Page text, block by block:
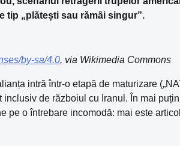
tip „plătești sau rămâi singur”.
by-sa/4.0, via Wikimedia Commons
intră într-o etapă de maturizare
de războiul cu Iranul. În mai
pe o întrebare incomodă: mai este